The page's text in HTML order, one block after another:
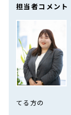
担当者コメント
てる方の